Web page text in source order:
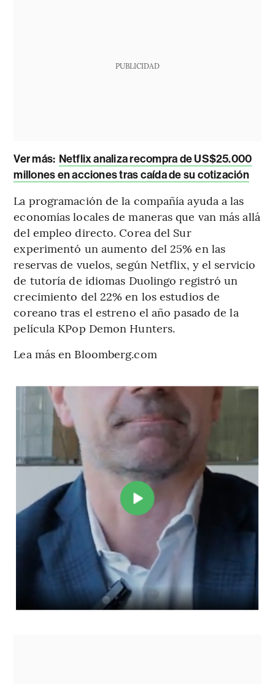
PUBLICIDAD
Ver más: Netflix analiza recompra de US$25.000
millones en acciones tras caída de su cotización
La programación de la compañía ayuda a las
economías locales de maneras que van más allá
del empleo directo. Corea del Sur
experimentó un aumento del 25% en las
reservas de vuelos, según Netflix, y el servicio
de tutoría de idiomas Duolingo registró un
crecimiento del 22% en los estudios de
coreano tras el estreno el año pasado de la
película KPop Demon Hunters.
Lea más en Bloomberg.com